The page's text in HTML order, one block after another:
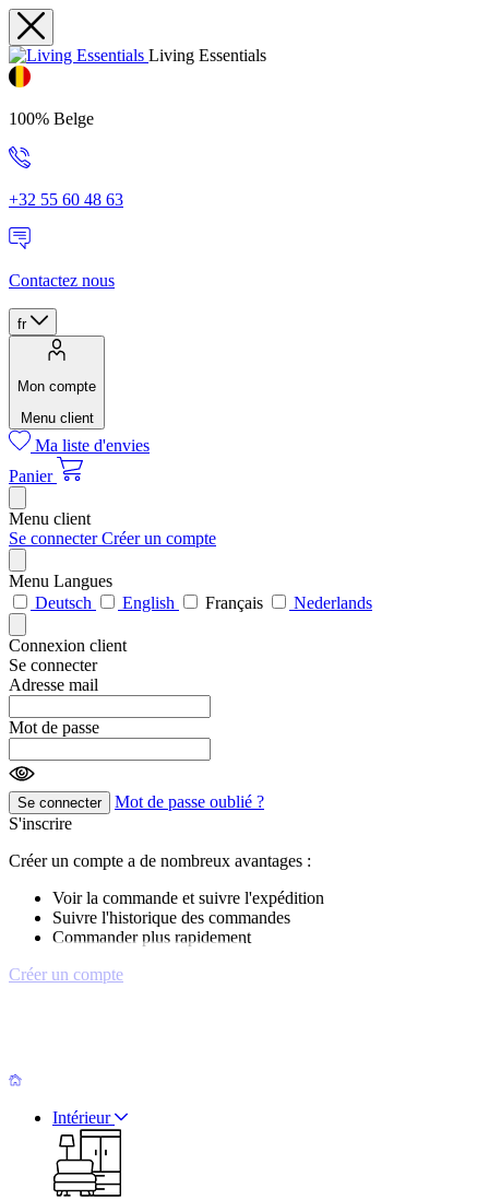
Living Essentials
100% Belge
+32 55 60 48 63
Contactez nous
fr
Mon compte
Menu client
Ma liste d'envies
Panier
Menu client
Se connecterCréer un compte
Menu Langues
Deutsch
English Français Nederlands
Connexion client
Se connecter
Adresse mail
Mot de passe
Se connecter
Mot de passe oublié ?
S'inscrire
Créer un compte a de nombreux avantages :
Voir la commande et suivre l'expédition
Suivre l'historique des commandes
Commander plus rapidement
Créer un compte
Intérieur